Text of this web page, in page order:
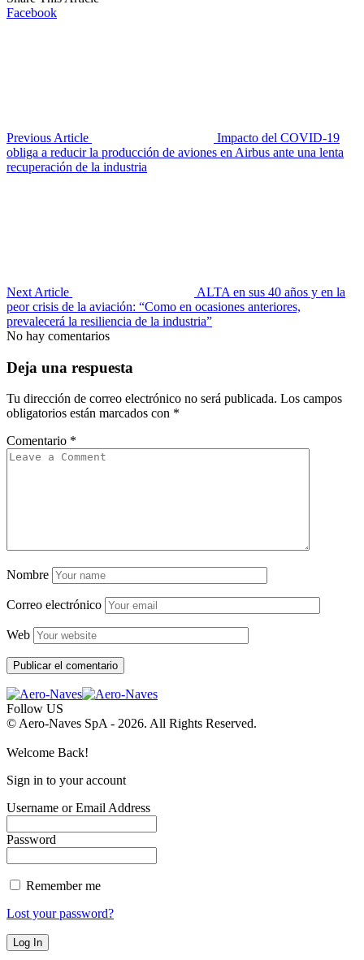
Facebook
Previous Article
Impacto del COVID-19
obliga a reducir la producción de aviones en Airbus ante una lenta
recuperación de la industria
Next Article
ALTA en sus 40 años y en la
peor crisis de la aviación: “Como en ocasiones anteriores,
prevalecerá la resiliencia de la industria”
No hay comentarios
Deja una respuesta
Tu dirección de correo electrónico no será publicada. Los campos
obligatorios están marcados con *
Comentario *
Nombre
Correo electrónico
Web
Follow US
© Aero-Naves SpA - 2026. All Rights Reserved.
Welcome Back!
Sign in to your account
Username or Email Address
Password
Remember me
Lost your password?